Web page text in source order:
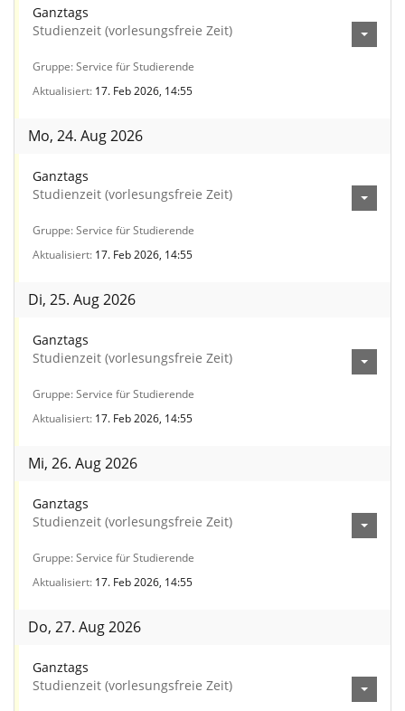
Ganztags
Studienzeit (vorlesungsfreie Zeit)
Gruppe Service für Studierende
Aktualisiert 17. Feb 2026, 14:55
Mo, 24. Aug 2026
Ganztags
Studienzeit (vorlesungsfreie Zeit)
Gruppe Service für Studierende
Aktualisiert 17. Feb 2026, 14:55
Di, 25. Aug 2026
Ganztags
Studienzeit (vorlesungsfreie Zeit)
Gruppe Service für Studierende
Aktualisiert 17. Feb 2026, 14:55
Mi, 26. Aug 2026
Ganztags
Studienzeit (vorlesungsfreie Zeit)
Gruppe Service für Studierende
Aktualisiert 17. Feb 2026, 14:55
Do, 27. Aug 2026
Ganztags
Studienzeit (vorlesungsfreie Zeit)